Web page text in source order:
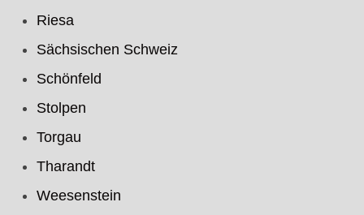
Riesa
Sächsischen Schweiz
Schönfeld
Stolpen
Torgau
Tharandt
Weesenstein